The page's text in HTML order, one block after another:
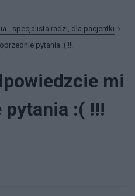
- specjalista radzi, dla pacjentki
pytania :( !!!
mi
pytania :( !!!